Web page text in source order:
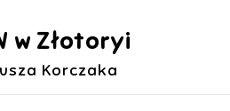
w Złotoryi
Korczaka